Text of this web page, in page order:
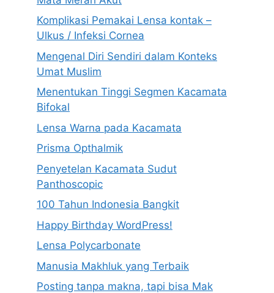
Komplikasi Pemakai Lensa kontak –
Ulkus / Infeksi Cornea
Mengenal Diri Sendiri dalam Konteks
Umat Muslim
Menentukan Tinggi Segmen Kacamata
Bifokal
Lensa Warna pada Kacamata
Prisma Opthalmik
Penyetelan Kacamata Sudut
Panthoscopic
100 Tahun Indonesia Bangkit
Happy Birthday WordPress!
Lensa Polycarbonate
Manusia Makhluk yang Terbaik
Posting tanpa makna, tapi bisa Mak